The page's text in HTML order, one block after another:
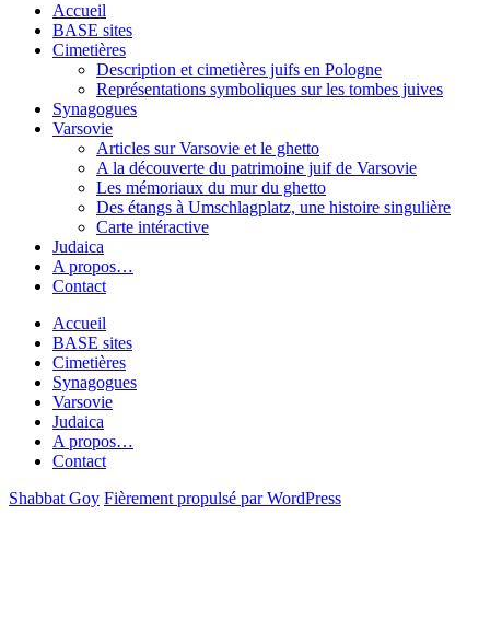
Accueil
BASE sites
Cimetières
Description et cimetières juifs en Pologne
Représentations symboliques sur les tombes juives
Synagogues
Varsovie
Articles sur Varsovie et le ghetto
A la découverte du patrimoine juif de Varsovie
Les mémoriaux du mur du ghetto
Des étangs à Umschlagplatz, une histoire singulière
Carte intéractive
Judaica
A propos…
Contact
Accueil
BASE sites
Cimetières
Synagogues
Varsovie
Judaica
A propos…
Contact
Shabbat Goy Fièrement propulsé par WordPress